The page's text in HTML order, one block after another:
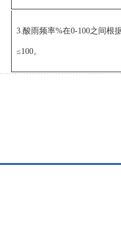
3.酸雨频率%在0-100之间根
≤100。